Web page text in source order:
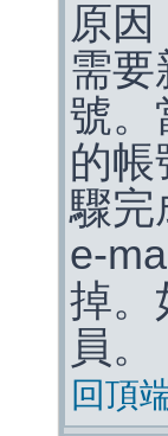
原
需要
號。
的帳
驟完
e-
掉。
員。
回頂